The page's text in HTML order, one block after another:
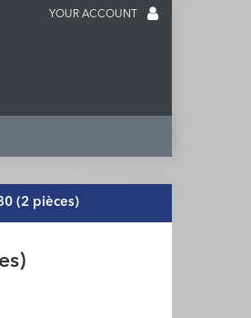
YOUR ACCOUNT
(2 pièces)